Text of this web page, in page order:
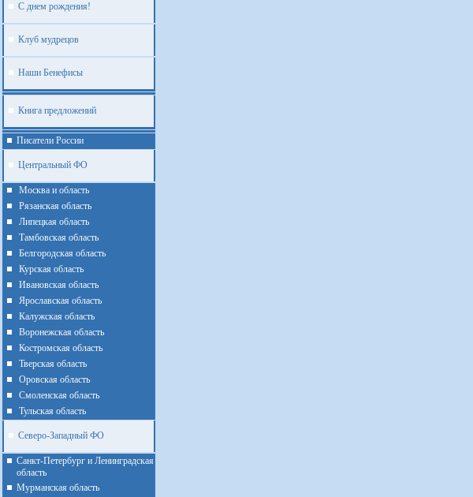
С днем рождения!
Клуб мудрецов
Наши Бенефисы
Книга предложений
Писатели России
Центральный ФО
Москва и область
Рязанская область
Липецкая область
Тамбовская область
Белгородская область
Курская область
Ивановская область
Ярославская область
Калужская область
Воронежская область
Костромская область
Тверская область
Оровская область
Смоленская область
Тульская область
Северо-Западный ФО
Санкт-Петербург и Ленинградская
область
Мурманская область